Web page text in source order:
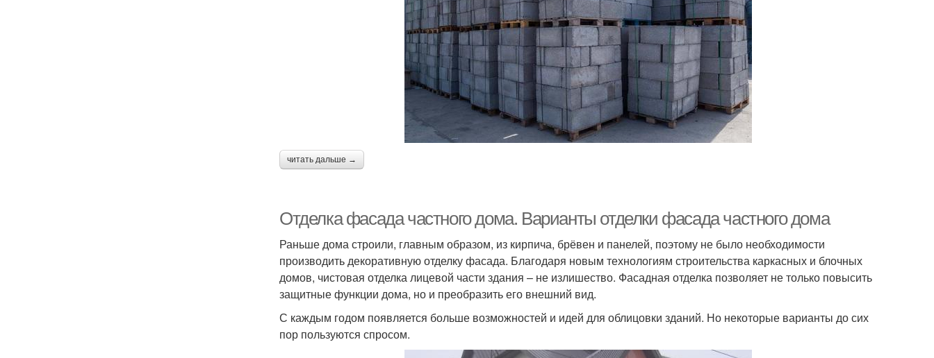
читать дальше →
Отделка фасада частного дома. Варианты отделки фасада частного дома
Раньше дома строили, главным образом, из кирпича, брёвен и панелей, поэтому не было необходимости
производить декоративную отделку фасада. Благодаря новым технологиям строительства каркасных и блочных
домов, чистовая отделка лицевой части здания – не излишество. Фасадная отделка позволяет не только повысить
защитные функции дома, но и преобразить его внешний вид.
С каждым годом появляется больше возможностей и идей для облицовки зданий. Но некоторые варианты до сих
пор пользуются спросом.